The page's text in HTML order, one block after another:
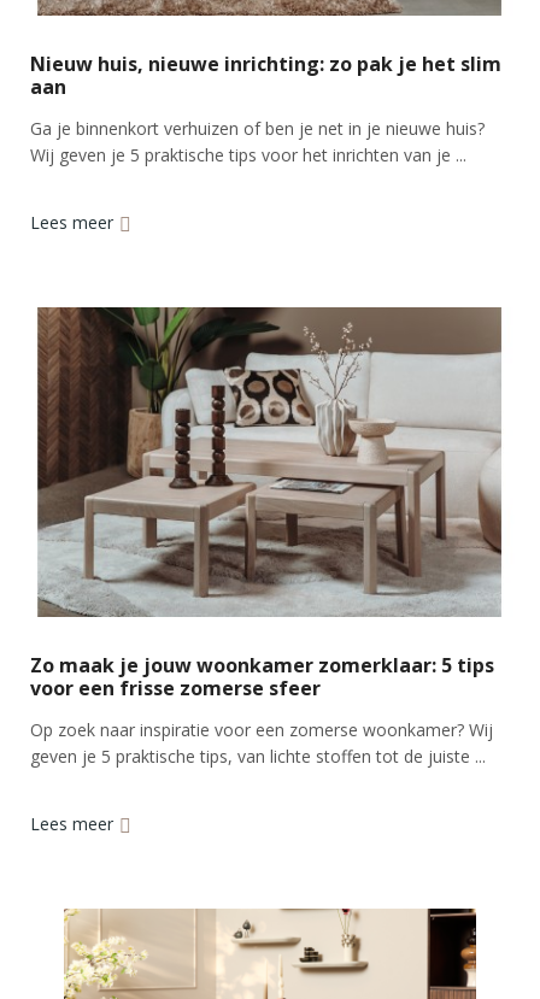
Nieuw huis, nieuwe inrichting: zo pak je het slim
aan
Ga je binnenkort verhuizen of ben je net in je nieuwe huis?
Wij geven je 5 praktische tips voor het inrichten van je ...
Lees meer
Zo maak je jouw woonkamer zomerklaar: 5 tips
voor een frisse zomerse sfeer
Op zoek naar inspiratie voor een zomerse woonkamer? Wij
geven je 5 praktische tips, van lichte stoffen tot de juiste ...
Lees meer